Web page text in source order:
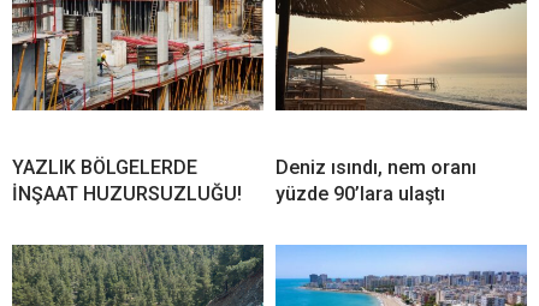
YAZLIK BÖLGELERDE
İNŞAAT HUZURSUZLUĞU!
Deniz ısındı, nem oranı
yüzde 90’lara ulaştı